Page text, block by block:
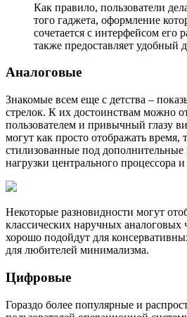
Как правило, пользователи
того гаджета, оформление
сочетается с интерфейсом его
также предоставляет удобный
Аналоговые
Знакомые всем еще с детства –
стрелок. К их достоинствам можно
пользователем и привычный глазу
могут как просто отображать время,
стилизованные под
нагрузки центрального процессора
Некоторые разновидности могут
классических наручных аналоговых
хорошо подойдут для
для любителей минимализма.
Цифровые
Гораздо более популярные и